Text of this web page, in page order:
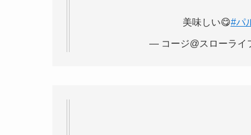
美味しい😋#パ
— コージ@スローライ